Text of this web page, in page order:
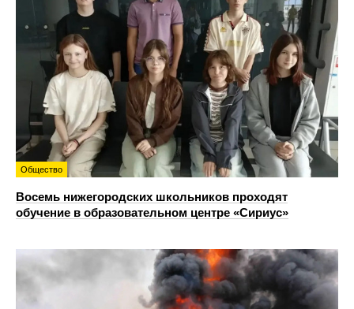
Общество
Восемь нижегородских школьников проходят
обучение в образовательном центре «Сириус»